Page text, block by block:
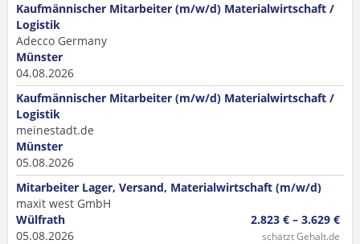
Kaufmännischer Mitarbeiter (m/w/d) Materialwirtschaft /
Logistik
Adecco Germany
Münster
04.08.2026
Kaufmännischer Mitarbeiter (m/w/d) Materialwirtschaft /
Logistik
meinestadt.de
Münster
05.08.2026
Mitarbeiter Lager, Versand, Materialwirtschaft (m/w/d)
maxit west GmbH
Wülfrath
05.08.2026
2.823 € – 3.629 €
schätzt Gehalt.de